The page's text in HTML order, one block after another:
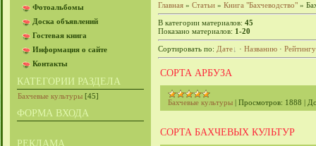
Фотоальбомы
Доска объявлений
Гостевая книга
Информация о сайте
Контакты
КАТЕГОРИИ РАЗДЕЛА
Бахчевые культуры [45]
ФОРМА ВХОДА
РЕКЛАМА
Главная » Статьи » Книга "Бахчеводство" »
В категории материалов: 45
Показано материалов: 1-20
Сортировать по: Дате · Названию · Рейтингу
СОРТА АРБУЗА
Бахчевые культуры | Просмотров: 1888 |
СОРТА БАХЧЕВЫХ КУЛЬТУР